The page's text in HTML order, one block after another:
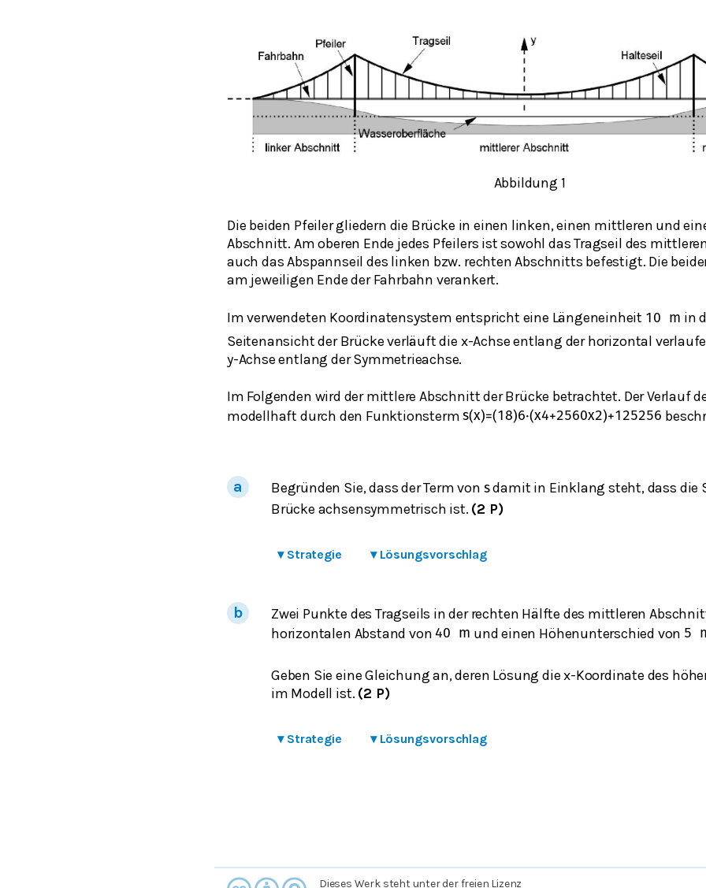
Abbildung 1
Die beiden Pfeiler gliedern die Brücke in einen linken, einen mittleren und
Abschnitt. Am oberen Ende jedes Pfeilers ist sowohl das Tragseil des
auch das Abspannseil des linken bzw. rechten Abschnitts befestigt. Die
am jeweiligen Ende der Fahrbahn verankert.
Im verwendeten Koordinatensystem entspricht eine Längeneinheit 10 m in
Seitenansicht der Brücke verläuft die x-Achse entlang der horizontal
y-Achse entlang der Symmetrieachse.
Im Folgenden wird der mittlere Abschnitt der Brücke betrachtet. Der Verlauf
modellhaft durch den Funktionsterms(x)=(18)6⋅(x4+2560x2)+125256
Begründen Sie, dass der Term von sdamit in Einklang steht, dass die
Brücke achsensymmetrisch ist. (2 P)
▾ Strategie ▾ Lösungsvorschlag
Zwei Punkte des Tragseils in der rechten Hälfte des mittleren
horizontalen Abstand von40 m und einen Höhenunterschied von 5
Geben Sie eine Gleichung an, deren Lösung die x-Koordinate des
im Modell ist. (2 P)
▾ Strategie ▾ Lösungsvorschlag
Dieses Werk steht unter der freien Lizenz